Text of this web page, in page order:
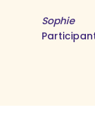
Sophie